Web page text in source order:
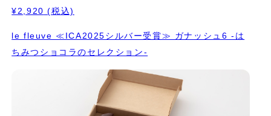
¥2,920 (税込)
le fleuve ≪ICA2025シルバー受賞≫ ガナッシュ6 -は
ちみつショコラのセレクション-